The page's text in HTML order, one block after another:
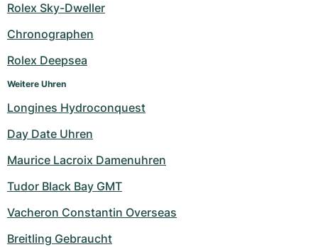
Rolex Sky-Dweller
Chronographen
Rolex Deepsea
Weitere Uhren
Longines Hydroconquest
Day Date Uhren
Maurice Lacroix Damenuhren
Tudor Black Bay GMT
Vacheron Constantin Overseas
Breitling Gebraucht